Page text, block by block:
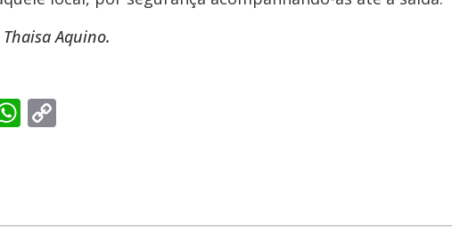
Aquino.
WhatsApp